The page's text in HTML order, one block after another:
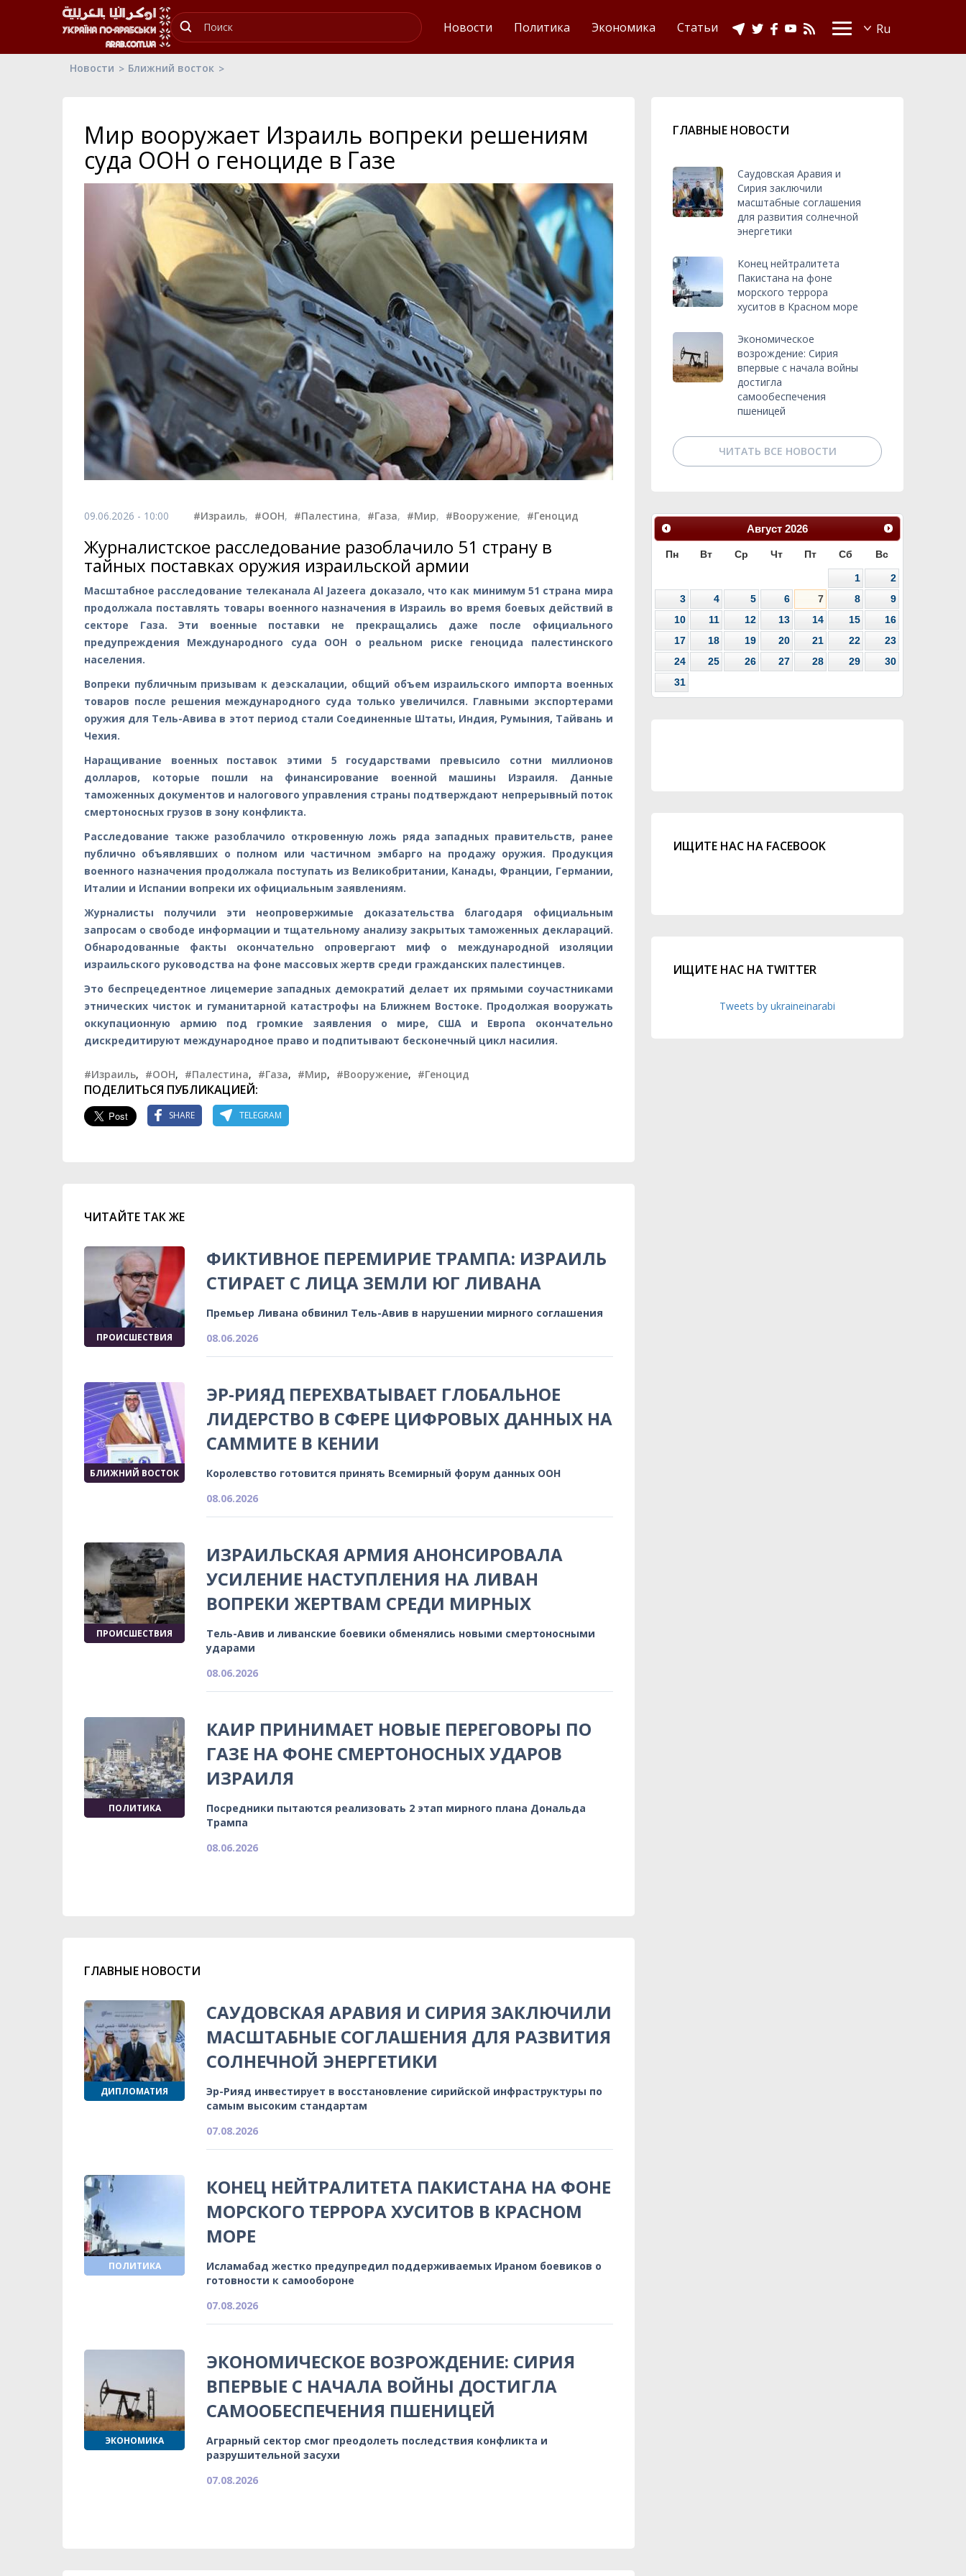
Новости Политика Экономика Статьи
Новости Ближний восток
Мир вооружает Израиль вопреки решениям
суда ООН о геноциде в Газе
09.06.2026 - 10:00 #Израиль, #ООН, #Палестина, #Газа, #Мир, #Вооружение, #Геноцид
Журналистское расследование разоблачило 51 страну в
тайных поставках оружия израильской армии
Масштабное расследование телеканала Al Jazeera доказало, что как минимум 51 страна мира
продолжала поставлять товары военного назначения в Израиль во время боевых действий в
секторе Газа. Эти военные поставки не прекращались даже после официального
предупреждения Международного суда ООН о реальном риске геноцида палестинского
населения.
Вопреки публичным призывам к деэскалации, общий объем израильского импорта военных
товаров после решения международного суда только увеличился. Главными экспортерами
оружия для Тель-Авива в этот период стали Соединенные Штаты, Индия, Румыния, Тайвань и
Чехия.
Наращивание военных поставок этими 5 государствами превысило сотни миллионов
долларов, которые пошли на финансирование военной машины Израиля. Данные
таможенных документов и налогового управления страны подтверждают непрерывный поток
смертоносных грузов в зону конфликта.
Расследование также разоблачило откровенную ложь ряда западных правительств, ранее
публично объявлявших о полном или частичном эмбарго на продажу оружия. Продукция
военного назначения продолжала поступать из Великобритании, Канады, Франции, Германии,
Италии и Испании вопреки их официальным заявлениям.
Журналисты получили эти неопровержимые доказательства благодаря официальным
запросам о свободе информации и тщательному анализу закрытых таможенных деклараций.
Обнародованные факты окончательно опровергают миф о международной изоляции
израильского руководства на фоне массовых жертв среди гражданских палестинцев.
Это беспрецедентное лицемерие западных демократий делает их прямыми соучастниками
этнических чисток и гуманитарной катастрофы на Ближнем Востоке. Продолжая вооружать
оккупационную армию под громкие заявления о мире, США и Европа окончательно
дискредитируют международное право и подпитывают бесконечный цикл насилия.
#Израиль, #ООН, #Палестина, #Газа, #Мир, #Вооружение, #Геноцид
ПОДЕЛИТЬСЯ ПУБЛИКАЦИЕЙ:
SHARE TELEGRAM
ЧИТАЙТЕ ТАК ЖЕ
ПРОИСШЕСТВИЯ
ФИКТИВНОЕ ПЕРЕМИРИЕ ТРАМПА: ИЗРАИЛЬ
СТИРАЕТ С ЛИЦА ЗЕМЛИ ЮГ ЛИВАНА
Премьер Ливана обвинил Тель-Авив в нарушении мирного соглашения
08.06.2026
БЛИЖНИЙ ВОСТОК
ЭР-РИЯД ПЕРЕХВАТЫВАЕТ ГЛОБАЛЬНОЕ
ЛИДЕРСТВО В СФЕРЕ ЦИФРОВЫХ ДАННЫХ НА
САММИТЕ В КЕНИИ
Королевство готовится принять Всемирный форум данных ООН
08.06.2026
ПРОИСШЕСТВИЯ
ИЗРАИЛЬСКАЯ АРМИЯ АНОНСИРОВАЛА
УСИЛЕНИЕ НАСТУПЛЕНИЯ НА ЛИВАН
ВОПРЕКИ ЖЕРТВАМ СРЕДИ МИРНЫХ
Тель-Авив и ливанские боевики обменялись новыми смертоносными
ударами
08.06.2026
ПОЛИТИКА
КАИР ПРИНИМАЕТ НОВЫЕ ПЕРЕГОВОРЫ ПО
ГАЗЕ НА ФОНЕ СМЕРТОНОСНЫХ УДАРОВ
ИЗРАИЛЯ
Посредники пытаются реализовать 2 этап мирного плана Дональда
Трампа
08.06.2026
ГЛАВНЫЕ НОВОСТИ
ДИПЛОМАТИЯ
САУДОВСКАЯ АРАВИЯ И СИРИЯ ЗАКЛЮЧИЛИ
МАСШТАБНЫЕ СОГЛАШЕНИЯ ДЛЯ РАЗВИТИЯ
СОЛНЕЧНОЙ ЭНЕРГЕТИКИ
Эр-Рияд инвестирует в восстановление сирийской инфраструктуры по
самым высоким стандартам
07.08.2026
ПОЛИТИКА
КОНЕЦ НЕЙТРАЛИТЕТА ПАКИСТАНА НА ФОНЕ
МОРСКОГО ТЕРРОРА ХУСИТОВ В КРАСНОМ
МОРЕ
Исламабад жестко предупредил поддерживаемых Ираном боевиков о
готовности к самообороне
07.08.2026
ЭКОНОМИКА
ЭКОНОМИЧЕСКОЕ ВОЗРОЖДЕНИЕ: СИРИЯ
ВПЕРВЫЕ С НАЧАЛА ВОЙНЫ ДОСТИГЛА
САМООБЕСПЕЧЕНИЯ ПШЕНИЦЕЙ
Аграрный сектор смог преодолеть последствия конфликта и
разрушительной засухи
07.08.2026
ГЛАВНЫЕ НОВОСТИ
Саудовская Аравия и
Сирия заключили
масштабные соглашения
для развития солнечной
энергетики
Конец нейтралитета
Пакистана на фоне
морского террора
хуситов в Красном море
Экономическое
возрождение: Сирия
впервые с начала войны
достигла
самообеспечения
пшеницей
ЧИТАТЬ ВСЕ НОВОСТИ
Август 2026
Пн Вт Ср Чт Пт Сб Вс
1
2
3
4 5 6 7 8
9
10
11 12 13 14 15
16
17
18 19 20 21 22
23
24
25 26 27 28 29
30
31
ИЩИТЕ НАС НА FACEBOOK
ИЩИТЕ НАС НА TWITTER
Tweets by ukraineinarabi